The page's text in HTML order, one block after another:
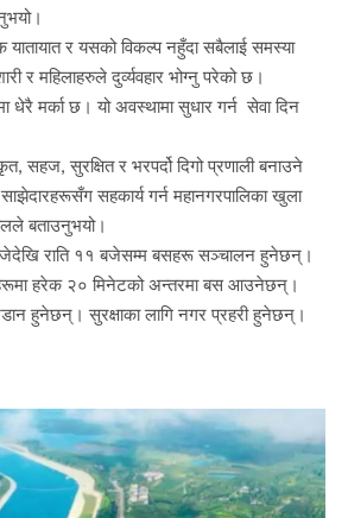
यातायात र यसको विकल्प नहुँदा सबैलाई समस्या
र महिलाहरुले दुर्व्यवहार भोग्नु परेको छ।
धेरै मर्का छ। यो अवस्थामा सुधार गर्न सेवा दिन
सहज, सुरक्षित र भरपर्दो दिगो प्रणाली बनाउने
साझेदारहरूसँग सहकार्य गर्न महानगरपालिका खुला
बताउनुभयो।
बजेदेखि राति ११ बजेसम्म बसहरू सञ्चालन हुनेछन्।
हरेक २० मिनेटको अन्तरमा बस आउनेछन्।
हुनेछन्। सुरक्षाका लागि नगर प्रहरी हुनेछन्।